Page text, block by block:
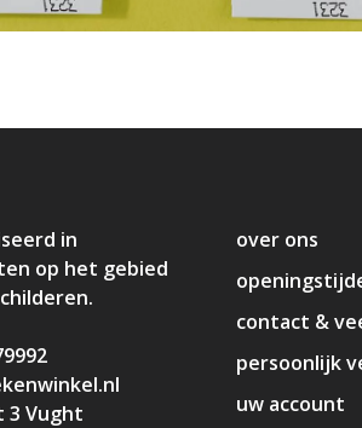
in
op het gebied
3 Vught
over ons
contact &
persoonlijk
uw account